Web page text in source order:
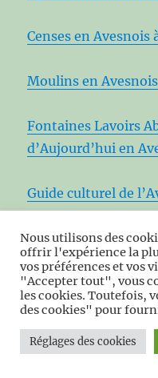
Censes en Avesnois
Moulins en
Fontaines Lavoirs
d’Aujourd’hui en
Guide culturel de
PAGES
Abbayes
Nous utilisons des
offrir l'expérience la
vos préférences et vos
"Accepter tout", vous
les cookies. Toutefois,
des cookies" pour
Réglages des cookies